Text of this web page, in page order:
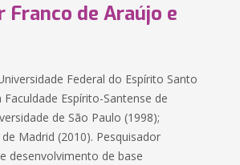
de Araújo e
Federal do Espírito Santo
Espírito-Santense de
de São Paulo (1998);
Madrid (2010). Pesquisador
desenvolvimento de base